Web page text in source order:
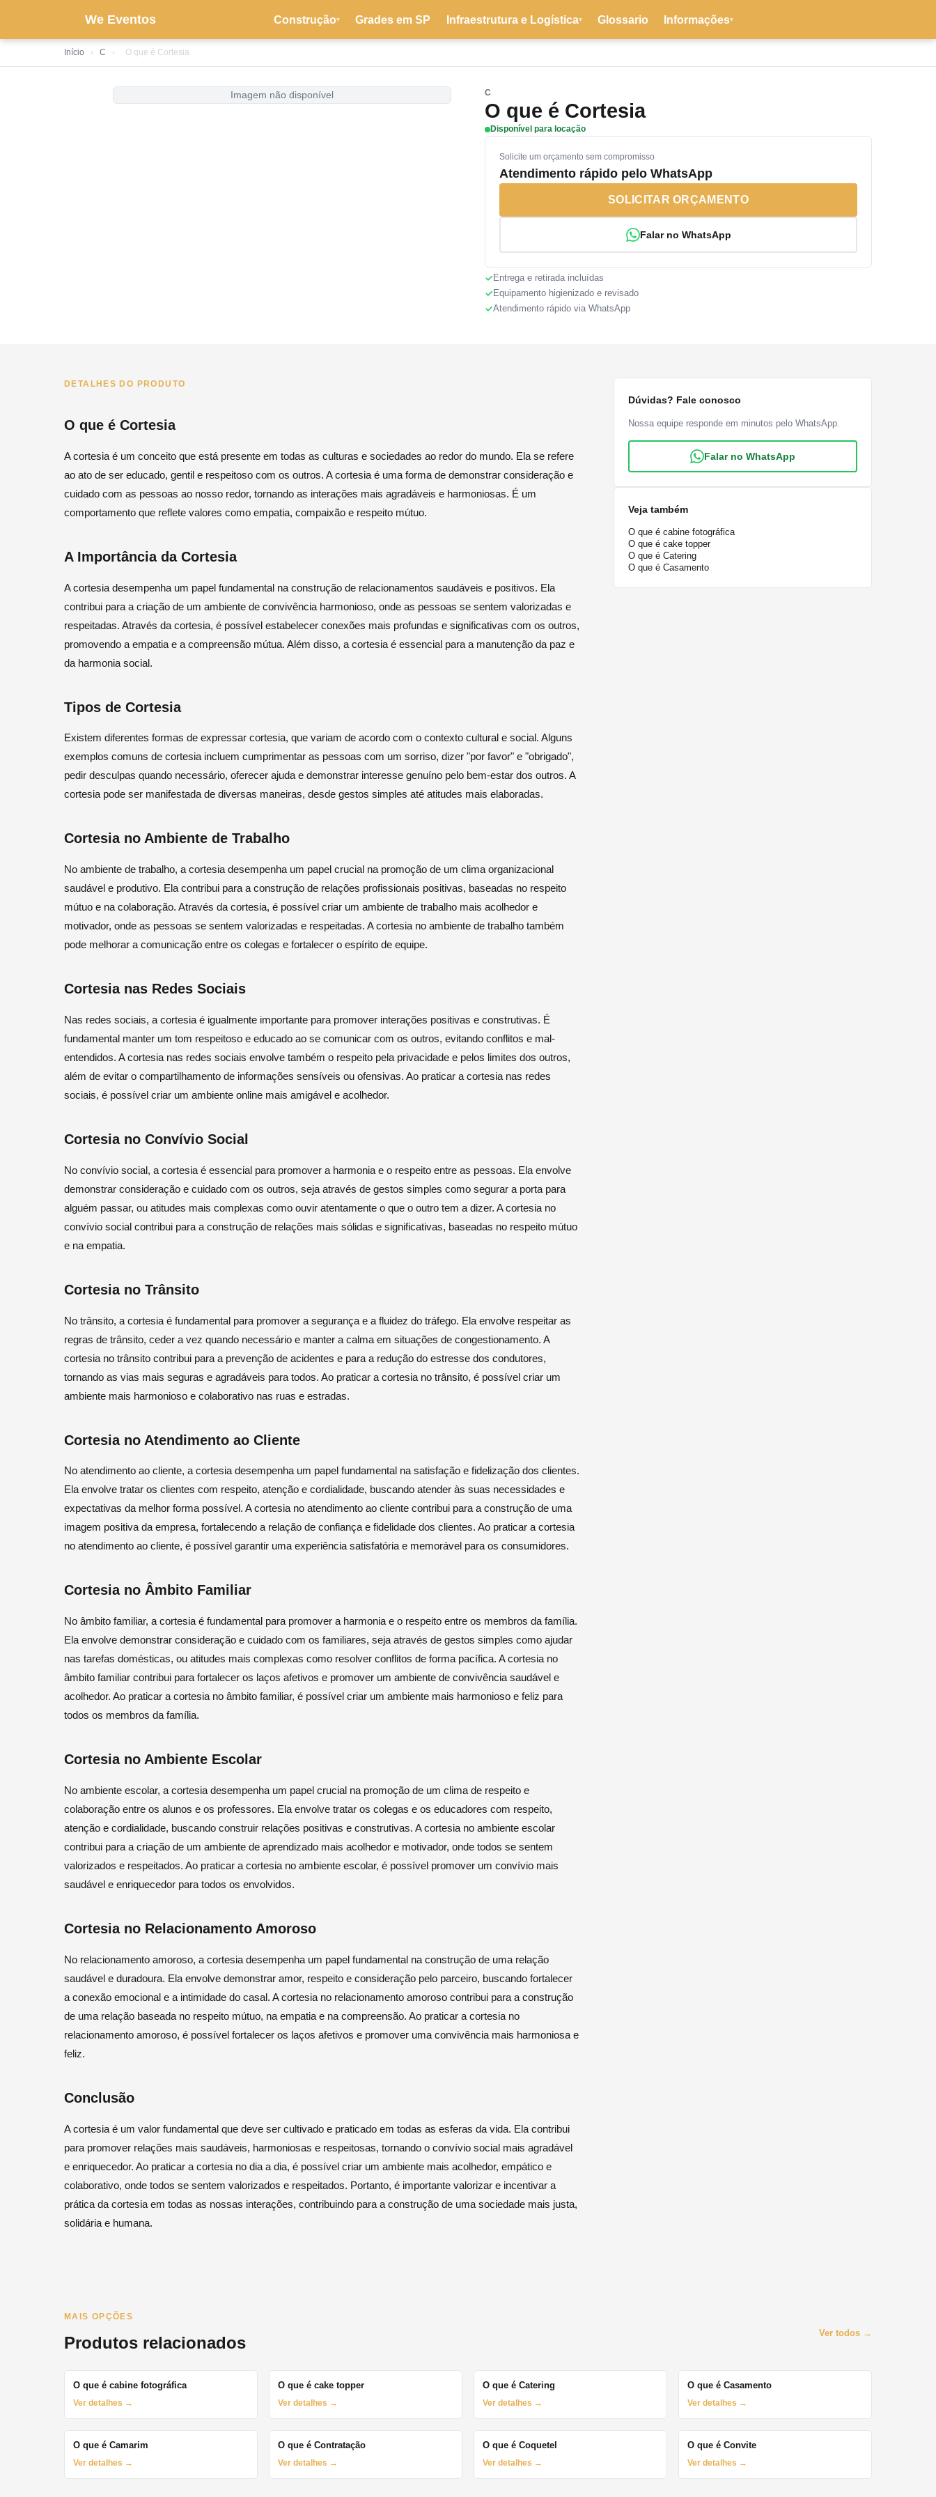
We Eventos Construção▾ Grades em SP Infraestrutura e Logística▾ Glossario Informações▾
Início › C › O que é Cortesia
Imagem não disponível C
O que é Cortesia
Disponível para locação
Solicite um orçamento sem compromisso
Atendimento rápido pelo WhatsApp
SOLICITAR ORÇAMENTO
Falar no WhatsApp
Entrega e retirada incluídas
Equipamento higienizado e revisado
Atendimento rápido via WhatsApp
DETALHES DO PRODUTO
O que é Cortesia
A cortesia é um conceito que está presente em todas as culturas e sociedades ao redor do mundo. Ela se refere
ao ato de ser educado, gentil e respeitoso com os outros. A cortesia é uma forma de demonstrar consideração e
cuidado com as pessoas ao nosso redor, tornando as interações mais agradáveis e harmoniosas. É um
comportamento que reflete valores como empatia, compaixão e respeito mútuo.
A Importância da Cortesia
A cortesia desempenha um papel fundamental na construção de relacionamentos saudáveis e positivos. Ela
contribui para a criação de um ambiente de convivência harmonioso, onde as pessoas se sentem valorizadas e
respeitadas. Através da cortesia, é possível estabelecer conexões mais profundas e significativas com os outros,
promovendo a empatia e a compreensão mútua. Além disso, a cortesia é essencial para a manutenção da paz e
da harmonia social.
Tipos de Cortesia
Existem diferentes formas de expressar cortesia, que variam de acordo com o contexto cultural e social. Alguns
exemplos comuns de cortesia incluem cumprimentar as pessoas com um sorriso, dizer "por favor" e "obrigado",
pedir desculpas quando necessário, oferecer ajuda e demonstrar interesse genuíno pelo bem-estar dos outros. A
cortesia pode ser manifestada de diversas maneiras, desde gestos simples até atitudes mais elaboradas.
Cortesia no Ambiente de Trabalho
No ambiente de trabalho, a cortesia desempenha um papel crucial na promoção de um clima organizacional
saudável e produtivo. Ela contribui para a construção de relações profissionais positivas, baseadas no respeito
mútuo e na colaboração. Através da cortesia, é possível criar um ambiente de trabalho mais acolhedor e
motivador, onde as pessoas se sentem valorizadas e respeitadas. A cortesia no ambiente de trabalho também
pode melhorar a comunicação entre os colegas e fortalecer o espírito de equipe.
Cortesia nas Redes Sociais
Nas redes sociais, a cortesia é igualmente importante para promover interações positivas e construtivas. É
fundamental manter um tom respeitoso e educado ao se comunicar com os outros, evitando conflitos e mal-
entendidos. A cortesia nas redes sociais envolve também o respeito pela privacidade e pelos limites dos outros,
além de evitar o compartilhamento de informações sensíveis ou ofensivas. Ao praticar a cortesia nas redes
sociais, é possível criar um ambiente online mais amigável e acolhedor.
Cortesia no Convívio Social
No convívio social, a cortesia é essencial para promover a harmonia e o respeito entre as pessoas. Ela envolve
demonstrar consideração e cuidado com os outros, seja através de gestos simples como segurar a porta para
alguém passar, ou atitudes mais complexas como ouvir atentamente o que o outro tem a dizer. A cortesia no
convívio social contribui para a construção de relações mais sólidas e significativas, baseadas no respeito mútuo
e na empatia.
Cortesia no Trânsito
No trânsito, a cortesia é fundamental para promover a segurança e a fluidez do tráfego. Ela envolve respeitar as
regras de trânsito, ceder a vez quando necessário e manter a calma em situações de congestionamento. A
cortesia no trânsito contribui para a prevenção de acidentes e para a redução do estresse dos condutores,
tornando as vias mais seguras e agradáveis para todos. Ao praticar a cortesia no trânsito, é possível criar um
ambiente mais harmonioso e colaborativo nas ruas e estradas.
Cortesia no Atendimento ao Cliente
No atendimento ao cliente, a cortesia desempenha um papel fundamental na satisfação e fidelização dos clientes.
Ela envolve tratar os clientes com respeito, atenção e cordialidade, buscando atender às suas necessidades e
expectativas da melhor forma possível. A cortesia no atendimento ao cliente contribui para a construção de uma
imagem positiva da empresa, fortalecendo a relação de confiança e fidelidade dos clientes. Ao praticar a cortesia
no atendimento ao cliente, é possível garantir uma experiência satisfatória e memorável para os consumidores.
Cortesia no Âmbito Familiar
No âmbito familiar, a cortesia é fundamental para promover a harmonia e o respeito entre os membros da família.
Ela envolve demonstrar consideração e cuidado com os familiares, seja através de gestos simples como ajudar
nas tarefas domésticas, ou atitudes mais complexas como resolver conflitos de forma pacífica. A cortesia no
âmbito familiar contribui para fortalecer os laços afetivos e promover um ambiente de convivência saudável e
acolhedor. Ao praticar a cortesia no âmbito familiar, é possível criar um ambiente mais harmonioso e feliz para
todos os membros da família.
Cortesia no Ambiente Escolar
No ambiente escolar, a cortesia desempenha um papel crucial na promoção de um clima de respeito e
colaboração entre os alunos e os professores. Ela envolve tratar os colegas e os educadores com respeito,
atenção e cordialidade, buscando construir relações positivas e construtivas. A cortesia no ambiente escolar
contribui para a criação de um ambiente de aprendizado mais acolhedor e motivador, onde todos se sentem
valorizados e respeitados. Ao praticar a cortesia no ambiente escolar, é possível promover um convívio mais
saudável e enriquecedor para todos os envolvidos.
Cortesia no Relacionamento Amoroso
No relacionamento amoroso, a cortesia desempenha um papel fundamental na construção de uma relação
saudável e duradoura. Ela envolve demonstrar amor, respeito e consideração pelo parceiro, buscando fortalecer
a conexão emocional e a intimidade do casal. A cortesia no relacionamento amoroso contribui para a construção
de uma relação baseada no respeito mútuo, na empatia e na compreensão. Ao praticar a cortesia no
relacionamento amoroso, é possível fortalecer os laços afetivos e promover uma convivência mais harmoniosa e
feliz.
Conclusão
A cortesia é um valor fundamental que deve ser cultivado e praticado em todas as esferas da vida. Ela contribui
para promover relações mais saudáveis, harmoniosas e respeitosas, tornando o convívio social mais agradável
e enriquecedor. Ao praticar a cortesia no dia a dia, é possível criar um ambiente mais acolhedor, empático e
colaborativo, onde todos se sentem valorizados e respeitados. Portanto, é importante valorizar e incentivar a
prática da cortesia em todas as nossas interações, contribuindo para a construção de uma sociedade mais justa,
solidária e humana.
Dúvidas? Fale conosco
Nossa equipe responde em minutos pelo WhatsApp.
Falar no WhatsApp
Veja também
O que é cabine fotográfica
O que é cake topper
O que é Catering
O que é Casamento
MAIS OPÇÕES
Produtos relacionados Ver todos →
O que é cabine fotográfica
Ver detalhes →
O que é cake topper
Ver detalhes →
O que é Catering
Ver detalhes →
O que é Casamento
Ver detalhes →
O que é Camarim
Ver detalhes →
O que é Contratação
Ver detalhes →
O que é Coquetel
Ver detalhes →
O que é Convite
Ver detalhes →